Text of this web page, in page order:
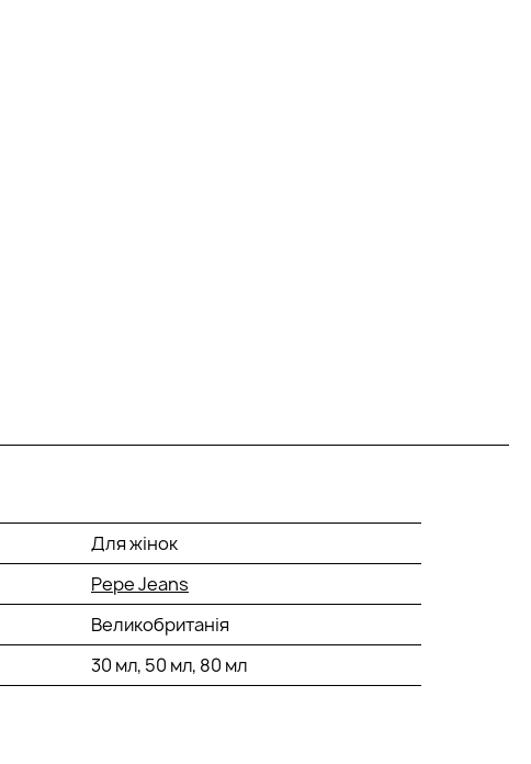
Для жінок
Pepe Jeans
Великобританія
30 мл, 50 мл, 80 мл